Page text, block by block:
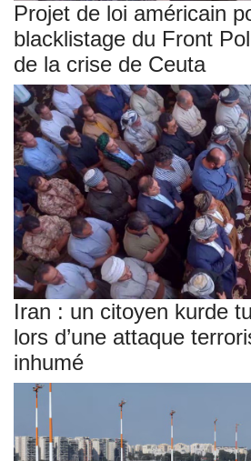
Projet de loi américain
blacklistage du Front
de la crise de Ceuta
Iran : un citoyen kurde
lors d’une attaque
inhumé